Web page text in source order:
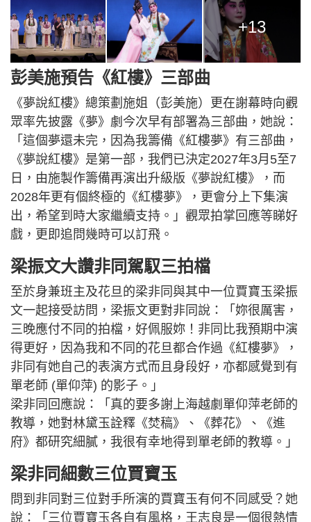
+13
彭美施預告《紅樓》三部曲
《夢說紅樓》總策劃施姐（彭美施）更在謝幕時向觀
眾率先披露《夢》劇今次早有部署為三部曲，她說：
「這個夢還未完，因為我籌備《紅樓夢》有三部曲，
《夢說紅樓》是第一部，我們已決定2027年3月5至7
日，由施製作籌備再演出升級版《夢說紅樓》，而
2028年更有個終極的《紅樓夢》，更會分上下集演
出，希望到時大家繼續支持。」觀眾拍掌回應等睇好
戲，更即追問幾時可以訂飛。
梁振文大讚非同駕馭三拍檔
至於身兼班主及花旦的梁非同與其中一位賈寶玉梁振
文一起接受訪問，梁振文更對非同說：「妳很厲害，
三晚應付不同的拍檔，好佩服妳！非同比我預期中演
得更好，因為我和不同的花旦都合作過《紅樓夢》，
非同有她自己的表演方式而且身段好，亦都感覺到有
單老師 (單仰萍) 的影子。」
梁非同回應說：「真的要多謝上海越劇單仰萍老師的
教導，她對林黛玉詮釋《焚稿》、《葬花》、《進
府》都研究細膩，我很有幸地得到單老師的教導。」
梁非同細數三位賈寶玉
問到非同對三位對手所演的賈寶玉有何不同感受？她
說：「三位賈寶玉各自有風格，王志良是一個很熱情